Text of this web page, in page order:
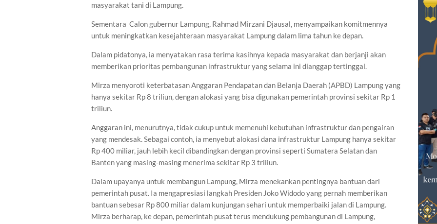
masyarakat tani di Lampung.
Sementara Calon gubernur Lampung, Rahmad Mirzani Djausal, menyampaikan komitmennya
untuk meningkatkan kesejahteraan masyarakat Lampung dalam lima tahun ke depan.
Dalam pidatonya, ia menyatakan rasa terima kasihnya kepada masyarakat dan berjanji akan
memberikan prioritas pembangunan infrastruktur yang selama ini dianggap tertinggal.
Mirza menyoroti keterbatasan Anggaran Pendapatan dan Belanja Daerah (APBD) Lampung yang
hanya sekitar Rp 8 triliun, dengan alokasi yang bisa digunakan pemerintah provinsi sekitar Rp 1
triliun.
Anggaran ini, menurutnya, tidak cukup untuk memenuhi kebutuhan infrastruktur dan pengairan
yang mendesak. Sebagai contoh, ia menyebut alokasi dana infrastruktur Lampung hanya sekitar
Rp 400 miliar, jauh lebih kecil dibandingkan dengan provinsi seperti Sumatera Selatan dan
Banten yang masing-masing menerima sekitar Rp 3 triliun.
Dalam upayanya untuk membangun Lampung, Mirza menekankan pentingnya bantuan dari
pemerintah pusat. Ia mengapresiasi langkah Presiden Joko Widodo yang pernah memberikan
bantuan sebesar Rp 800 miliar dalam kunjungan sehari untuk memperbaiki jalan di Lampung.
Mirza berharap, ke depan, pemerintah pusat terus mendukung pembangunan di Lampung,